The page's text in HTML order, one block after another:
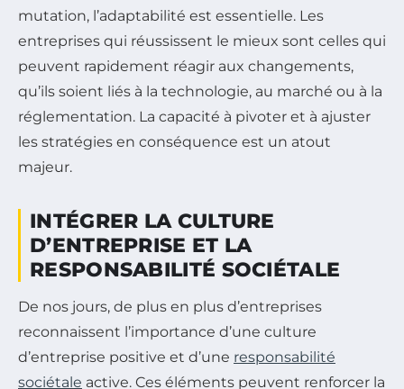
mutation, l’adaptabilité est essentielle. Les
entreprises qui réussissent le mieux sont celles qui
peuvent rapidement réagir aux changements,
qu’ils soient liés à la technologie, au marché ou à la
réglementation. La capacité à pivoter et à ajuster
les stratégies en conséquence est un atout
majeur.
INTÉGRER LA CULTURE
D’ENTREPRISE ET LA
RESPONSABILITÉ SOCIÉTALE
De nos jours, de plus en plus d’entreprises
reconnaissent l’importance d’une culture
d’entreprise positive et d’une responsabilité
sociétale active. Ces éléments peuvent renforcer la